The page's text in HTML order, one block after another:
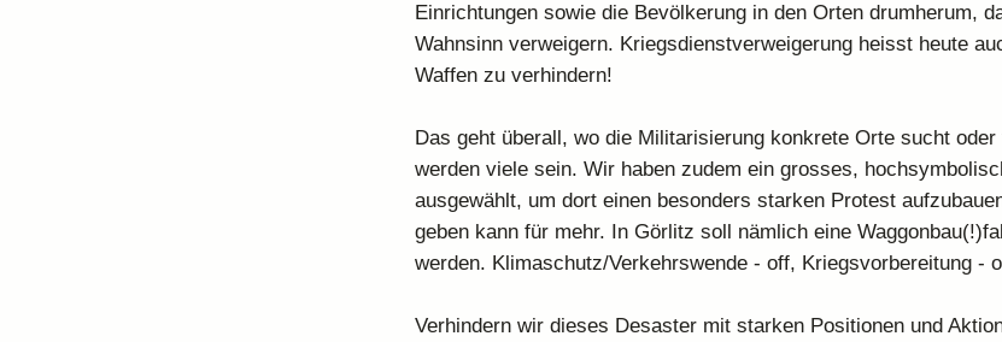
Einrichtungen sowie die Bevölkerung in den Orten drumherum,
Wahnsinn verweigern. Kriegsdienstverweigerung heisst heute
Waffen zu verhindern!
Das geht überall, wo die Militarisierung konkrete Orte sucht
werden viele sein. Wir haben zudem ein grosses,
ausgewählt, um dort einen besonders starken Protest
geben kann für mehr. In Görlitz soll nämlich eine
werden. Klimaschutz/Verkehrswende - off, Kriegsvorbereitung -
Verhindern wir dieses Desaster mit starken Positionen und